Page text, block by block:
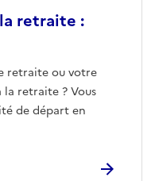
retraite :
retraite ou votre
retraite ? Vous
de départ en